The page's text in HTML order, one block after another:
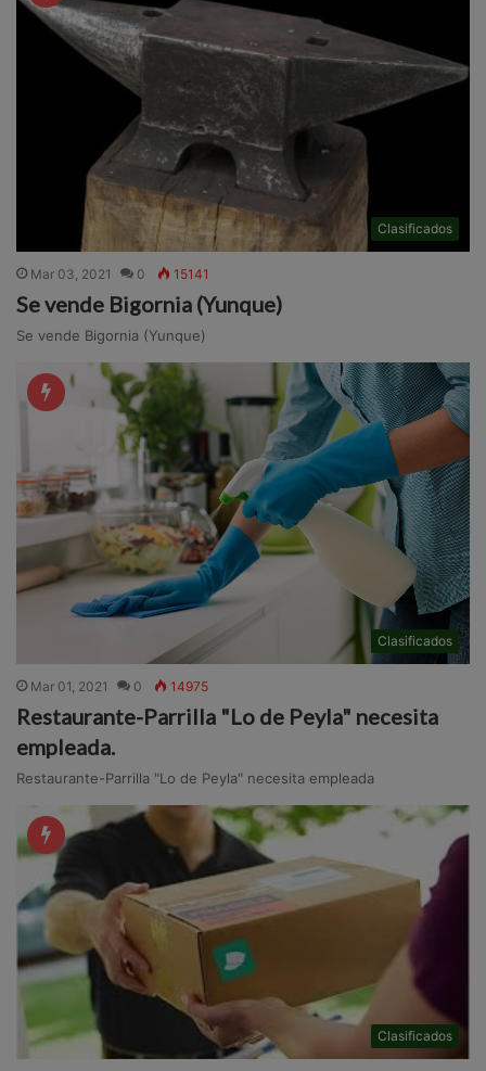
Clasificados
Mar 03, 2021 0 15141
Se vende Bigornia (Yunque)
Se vende Bigornia (Yunque)
Clasificados
Mar 01, 2021 0 14975
Restaurante-Parrilla "Lo de Peyla" necesita
empleada.
Restaurante-Parrilla "Lo de Peyla" necesita empleada
Clasificados